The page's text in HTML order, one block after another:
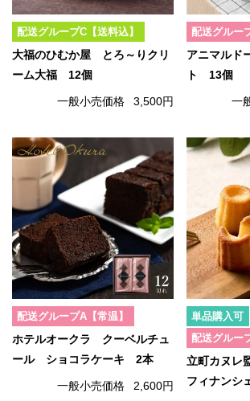
配送グループC【送料込】
大福のひむか屋 とろ～りクリ
ーム大福 12個
一般小売価格 3,500円
配送グルー
アニマルド
ト 13個
一
配送グループA【常温】
ホテルオークラ クーベルチュ
ール ショコラケーキ 2本
一般小売価格 2,600円
単品購入可
配送グルー
立町カヌレ
フィナンシ